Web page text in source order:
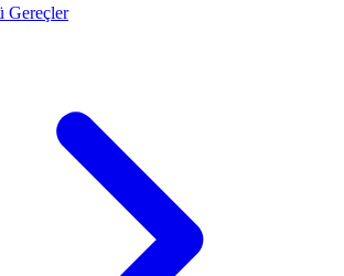
Gereçler